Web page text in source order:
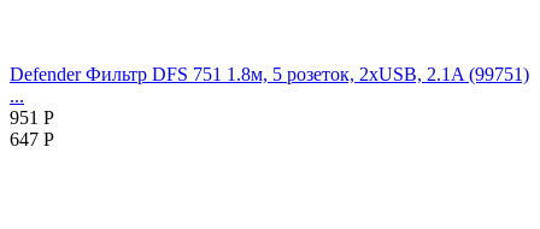
Defender Фильтр DFS 751 1.8м, 5 розеток, 2xUSB, 2.1A (99751)
...
951 Р
647 Р